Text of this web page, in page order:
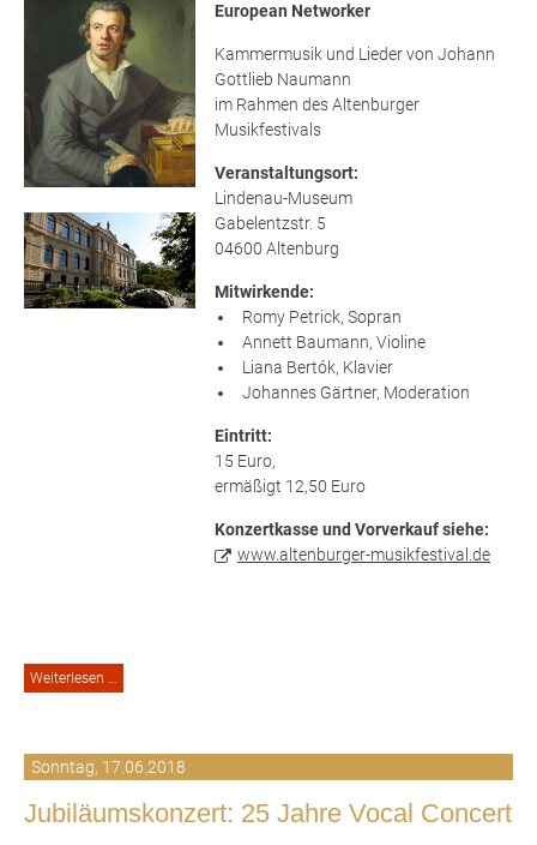
European Networker
Kammermusik und Lieder von Johann
Gottlieb Naumann
im Rahmen des Altenburger
Musikfestivals
Veranstaltungsort:
Lindenau-Museum
Gabelentzstr. 5
04600 Altenburg
Mitwirkende:
Romy Petrick, Sopran
Annett Baumann, Violine
Liana Bertók, Klavier
Johannes Gärtner, Moderation
Eintritt:
15 Euro,
ermäßigt 12,50 Euro
Konzertkasse und Vorverkauf siehe:
www.altenburger-musikfestival.de
Weiterlesen …
ist
Naumann?
Sonntag, 17.06.2018
Jubiläumskonzert: 25 Jahre Vocal Concert